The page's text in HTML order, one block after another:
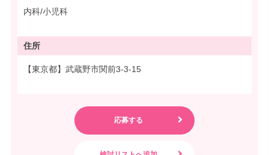
内科/小児科
住所
【東京都】武蔵野市関前3-3-15